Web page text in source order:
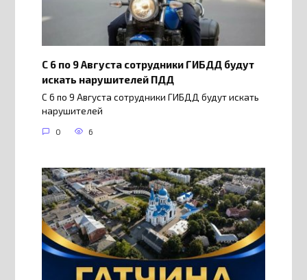
С 6 по 9 Августа сотрудники ГИБДД будут
искать нарушителей ПДД
С 6 по 9 Августа сотрудники ГИБДД будут искать
нарушителей
0 6